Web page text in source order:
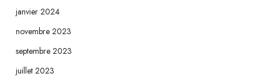
janvier 2024
novembre 2023
septembre 2023
juillet 2023